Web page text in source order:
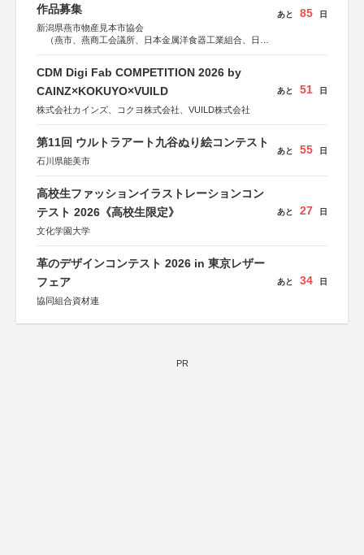
作品募集
新潟県燕市物産見本市協会
（燕市、燕商工会議所、日本金属洋食器工業組合、日本
あと 85 日
CDM Digi Fab COMPETITION 2026 by
CAINZ×KOKUYO×VUILD
株式会社カインズ、コクヨ株式会社、VUILD株式会社
あと 51 日
第11回 ウルトラアート九谷ぬり絵コンテスト
石川県能美市
あと 55 日
高校生ファッションイラストレーションコン
テスト 2026《高校生限定》
文化学園大学
あと 27 日
革のデザインコンテスト 2026 in 東京レザー
フェア
協同組合資材連
あと 34 日
PR